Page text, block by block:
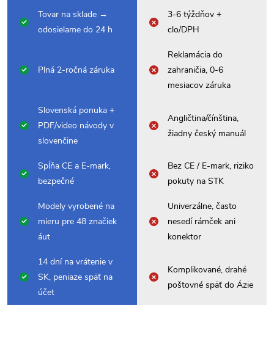
Tovar na sklade →
odosielame do 24 h
3-6 týždňov +
clo/DPH
Plná 2-ročná záruka
Reklamácia do
zahraničia, 0-6
mesiacov záruka
Slovenská ponuka +
PDF/video návody v
slovenčine
Angličtina/čínština,
žiadny český manuál
Spĺňa CE a E-mark,
bezpečné
Bez CE / E-mark, riziko
pokuty na STK
Modely vyrobené na
mieru pre 48 značiek
áut
Univerzálne, často
nesedí rámček ani
konektor
14 dní na vrátenie v
SK, peniaze späť na
účet
Komplikované, drahé
poštovné späť do Ázie